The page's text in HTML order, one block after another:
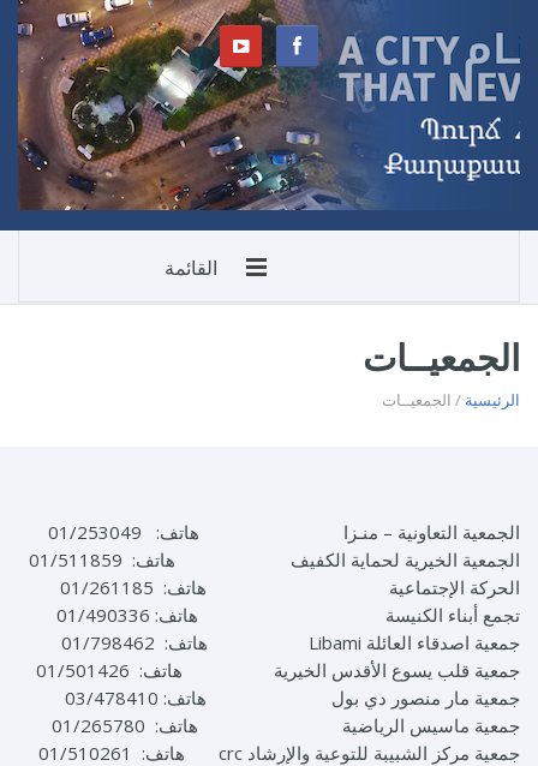
القائمة
الجمعيــات
الرئيسية / الجمعيــات
الجمعية التعاونية – منـزا هاتف: 01/253049
الجمعية الخيرية لحماية الكفيف هاتف: 01/511859
الحركة الإجتماعية هاتف: 01/261185
تجمع أبناء الكنيسة هاتف: 01/490336
جمعية اصدقاء العائلة Libami هاتف: 01/798462
جمعية قلب يسوع الأقدس الخيرية هاتف: 01/501426
جمعية مار منصور دي بول هاتف: 03/478410
جمعية ماسيس الرياضية هاتف: 01/265780
جمعية مركز الشبيبة للتوعية والإرشاد crc هاتف: 01/510261